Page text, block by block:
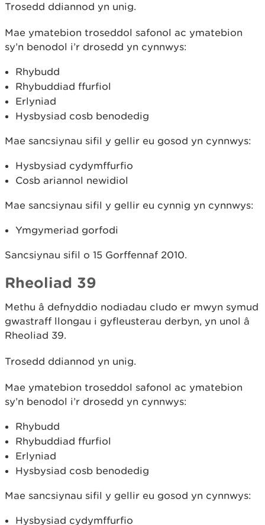
Trosedd ddiannod yn unig.
Mae ymatebion troseddol safonol ac ymatebion
sy’n benodol i’r drosedd yn cynnwys:
Rhybudd
Rhybuddiad ffurfiol
Erlyniad
Hysbysiad cosb benodedig
Mae sancsiynau sifil y gellir eu gosod yn cynnwys:
Hysbysiad cydymffurfio
Cosb ariannol newidiol
Mae sancsiynau sifil y gellir eu cynnig yn cynnwys:
Ymgymeriad gorfodi
Sancsiynau sifil o 15 Gorffennaf 2010.
Rheoliad 39
Methu â defnyddio nodiadau cludo er mwyn symud
gwastraff llongau i gyfleusterau derbyn, yn unol â
Rheoliad 39.
Trosedd ddiannod yn unig.
Mae ymatebion troseddol safonol ac ymatebion
sy’n benodol i’r drosedd yn cynnwys:
Rhybudd
Rhybuddiad ffurfiol
Erlyniad
Hysbysiad cosb benodedig
Mae sancsiynau sifil y gellir eu gosod yn cynnwys:
Hysbysiad cydymffurfio